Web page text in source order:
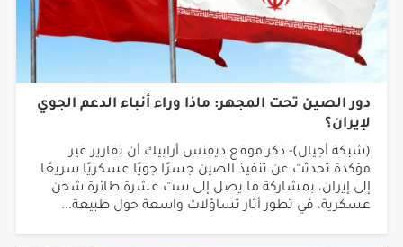
دور الصين تحت المجهر: ماذا وراء أنباء الدعم الجوي
لإيران؟
(شبكة أجيال)- ذكر موقع ديفنس أرابيك أن تقارير غير
مؤكدة تحدثت عن تنفيذ الصين جسرًا جويًا عسكريًا سريعًا
إلى إيران، بمشاركة ما يصل إلى ست عشرة طائرة شحن
عسكرية، في تطور أثار تساؤلات واسعة حول طبيعة...